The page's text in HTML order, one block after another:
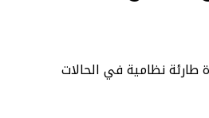
نظامية في الحالات